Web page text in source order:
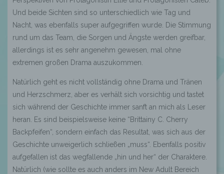
Und beide Sichten sind so unterschiedlich wie Tag und
Nacht, was ebenfalls super aufgegriffen wurde. Die Stimmung
rund um das Team, die Sorgen und Ängste werden greifbar,
allerdings ist es sehr angenehm gewesen, mal ohne
extremen großen Drama auszukommen.
Natürlich geht es nicht vollständig ohne Drama und Tränen
und Herzschmerz, aber es verhält sich vorsichtig und tastet
sich während der Geschichte immer sanft an mich als Leser
heran. Es sind beispielsweise keine “Brittainy C. Cherry
Backpfeifen“ , sondern einfach das Resultat, was sich aus der
Geschichte unweigerlich schließen „muss“. Ebenfalls positiv
aufgefallen ist das wegfallende „hin und her“ der Charaktere.
Natürlich (wie sollte es auch anders im New Adult Bereich